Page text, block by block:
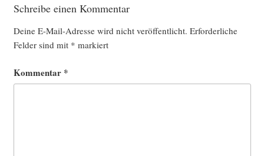
Schreibe einen Kommentar
Deine E-Mail-Adresse wird nicht veröffentlicht. Erforderliche
Felder sind mit * markiert
Kommentar *